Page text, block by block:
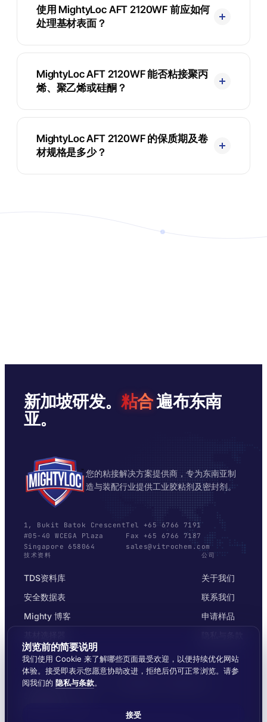
使用 MightyLoc AFT 2120WF 前应如何
处理基材表面？
MightyLoc AFT 2120WF 能否粘接聚丙
烯、聚乙烯或硅酮？
MightyLoc AFT 2120WF 的保质期及卷
材规格是多少？
新加坡研发。 粘合遍布东南
亚。
您的粘接解决方案提供商，专为东南亚制
造与装配行业提供工业胶粘剂及密封剂。
1, Bukit Batok Crescent
#05-40 WCEGA Plaza
Singapore 658064
Tel +65 6766 7191
Fax +65 6766 7187
sales@vitrochem.com
技术资料
TDS资料库
安全数据表
Mighty 博客
公司
关于我们
联系我们
申请样品
© 2026 MIGHTYLOC™ · VITROCHEM TECHNOLOGY ·
浏览前的简要说明
我们使用 Cookie 来了解哪些页面最受欢迎，以便持续优化网站
体验。接受即表示您愿意协助改进，拒绝后仍可正常浏览。请参
阅我们的 隐私与条款。
接受